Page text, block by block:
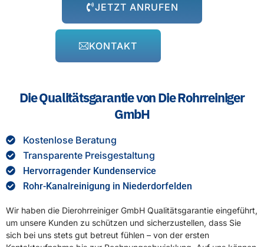
JETZT ANRUFEN
KONTAKT
Die Qualitätsgarantie von Die Rohrreiniger
GmbH
Kostenlose Beratung
Transparente Preisgestaltung
Hervorragender Kundenservice
Rohr-Kanalreinigung in Niederdorfelden
Wir haben die Dierohrreiniger GmbH Qualitätsgarantie eingeführt,
um unsere Kunden zu schützen und sicherzustellen, dass Sie
sich bei uns stets gut betreut fühlen – von der ersten